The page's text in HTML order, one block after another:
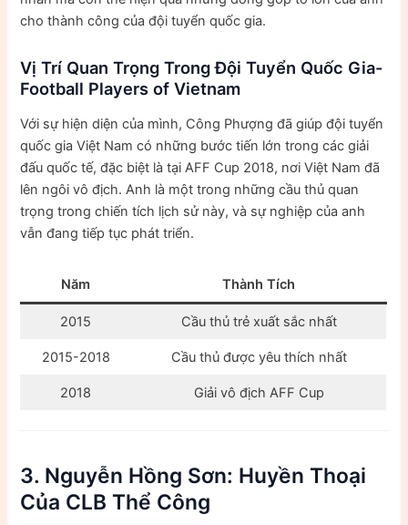
cho thành công của đội tuyển quốc gia.
Vị Trí Quan Trọng Trong Đội Tuyển Quốc Gia-
Football Players of Vietnam
Với sự hiện diện của mình, Công Phượng đã giúp đội tuyển
quốc gia Việt Nam có những bước tiến lớn trong các giải
đấu quốc tế, đặc biệt là tại AFF Cup 2018, nơi Việt Nam đã
lên ngôi vô địch. Anh là một trong những cầu thủ quan
trọng trong chiến tích lịch sử này, và sự nghiệp của anh
vẫn đang tiếp tục phát triển.
Năm Thành Tích
2015 Cầu thủ trẻ xuất sắc nhất
2015-2018 Cầu thủ được yêu thích nhất
2018 Giải vô địch AFF Cup
3. Nguyễn Hồng Sơn: Huyền Thoại
Của CLB Thể Công